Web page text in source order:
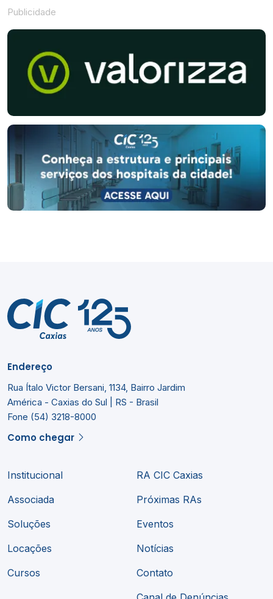
Publicidade
Endereço
Rua Ítalo Victor Bersani, 1134, Bairro Jardim
América - Caxias do Sul | RS - Brasil
Fone (54) 3218-8000
Como chegar
Institucional
Associada
Soluções
Locações
Cursos
RA CIC Caxias
Próximas RAs
Eventos
Notícias
Contato